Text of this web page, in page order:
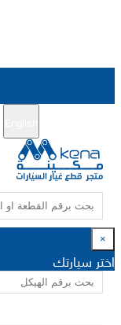
×
اختر سيارتك